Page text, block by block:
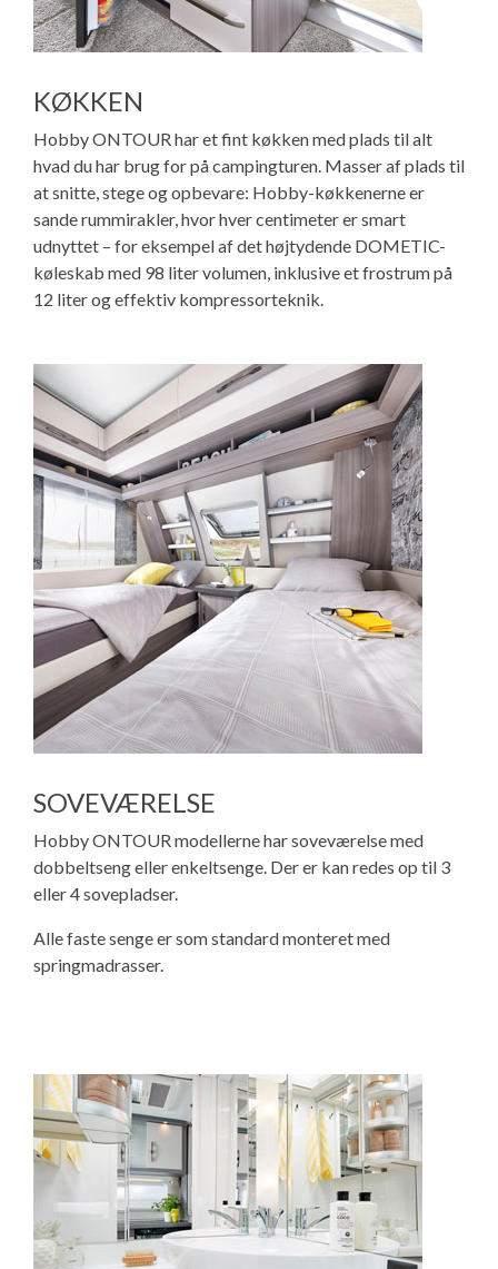
KØKKEN
Hobby ONTOUR har et fint køkken med plads til alt
hvad du har brug for på campingturen. Masser af plads til
at snitte, stege og opbevare: Hobby-køkkenerne er
sande rummirakler, hvor hver centimeter er smart
udnyttet – for eksempel af det højtydende DOMETIC-
køleskab med 98 liter volumen, inklusive et frostrum på
12 liter og effektiv kompressorteknik.
SOVEVÆRELSE
Hobby ONTOUR modellerne har soveværelse med
dobbeltseng eller enkeltsenge. Der er kan redes op til 3
eller 4 sovepladser.
Alle faste senge er som standard monteret med
springmadrasser.